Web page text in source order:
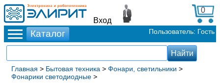
Вход
0
Пользователь: Гость
Главная > Бытовая техника > Фонари, светильники >
Фонарики светодиодные >